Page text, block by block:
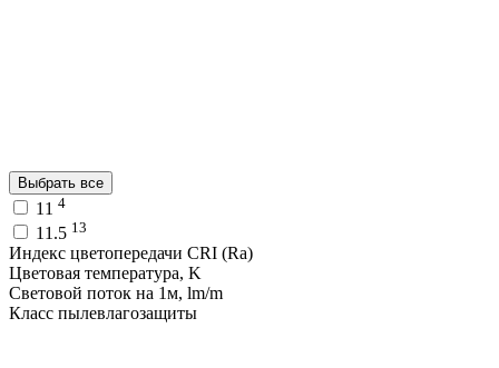
Выбрать все
11 4
11.5 13
Индекс цветопередачи CRI (Ra)
Цветовая температура, K
Световой поток на 1м, lm/m
Класс пылевлагозащиты